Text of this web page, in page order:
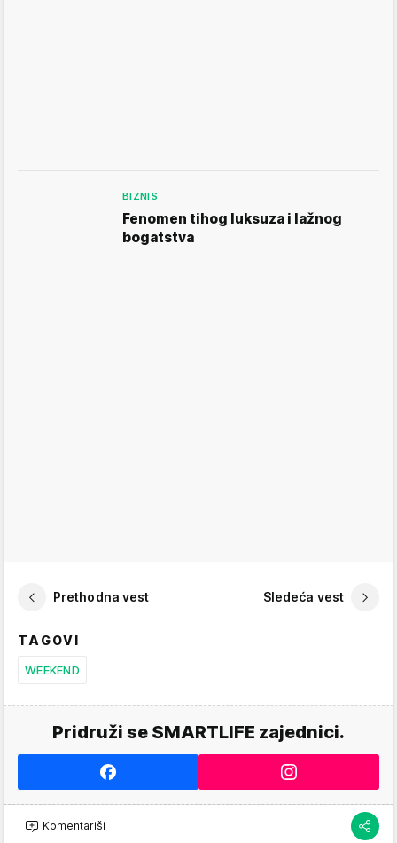
BIZNIS
Fenomen tihog luksuza i lažnog
bogatstva
Prethodna vest Sledeća vest
TAGOVI
WEEKEND
Pridruži se SMARTLIFE zajednici.
Komentariši